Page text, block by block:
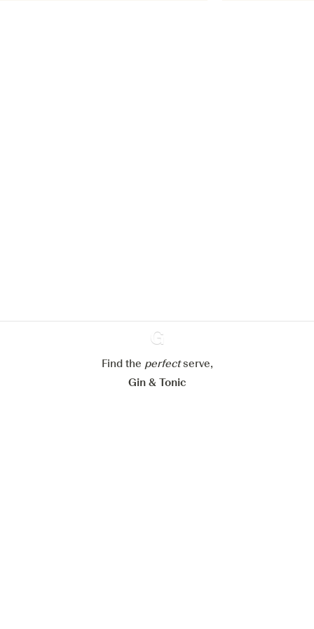
Ginventory
Find the perfectserve,
Gin & Tonic
Refuser tout Accepter tout